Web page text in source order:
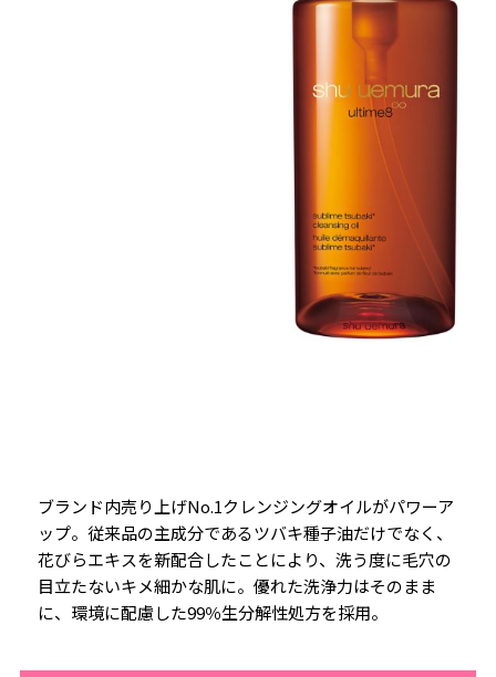
ブランド内売り上げNo.1クレンジングオイルがパワーア
ップ。従来品の主成分であるツバキ種子油だけでなく、
花びらエキスを新配合したことにより、洗う度に毛穴の
目立たないキメ細かな肌に。優れた洗浄力はそのまま
に、環境に配慮した99％生分解性処方を採用。